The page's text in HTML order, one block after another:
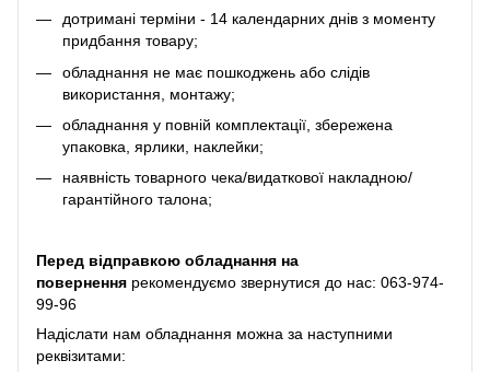
дотримані терміни - 14 календарних днів з моменту
придбання товару;
обладнання не має пошкоджень або слідів
використання, монтажу;
обладнання у повній комплектації, збережена
упаковка, ярлики, наклейки;
наявність товарного чека/видаткової накладною/
гарантійного талона;
Перед відправкою обладнання на
повернення рекомендуємо звернутися до нас: 063-974-
99-96
Надіслати нам обладнання можна за наступними
реквізитами: